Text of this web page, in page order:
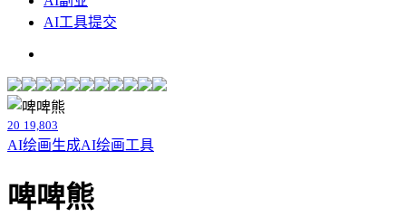
AI工具提交
20 19,803
AI绘画生成AI绘画工具
啤啤熊